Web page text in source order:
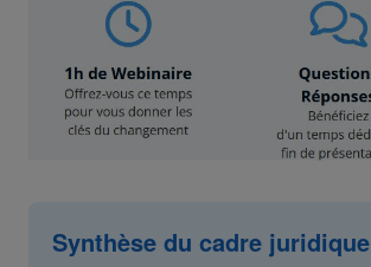
Synthèse du cadre juridique